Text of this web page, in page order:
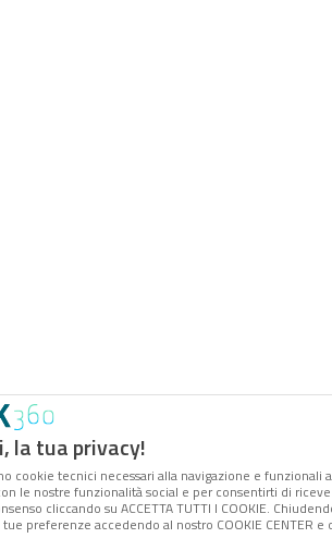
la tua privacy!
cookie tecnici necessari alla navigazione e
le nostre funzionalità social e per consentirti di
cliccando su ACCETTA TUTTI I COOKIE.
preferenze accedendo al nostro COOKIE